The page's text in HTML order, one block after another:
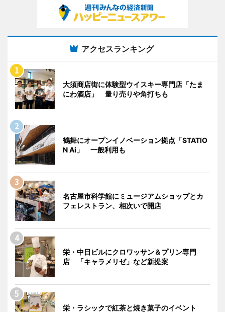
アクセスランキング
大須商店街に体験型ウイスキー専門店「たま
にわ酒店」 量り売りや角打ちも
鶴舞にオープンイノベーション拠点「STATIO
N Ai」 一般利用も
名古屋市科学館にミュージアムショップとカ
フェレストラン、相次いで開店
栄・中日ビルにクロワッサン＆プリン専門
店 「キャラメリゼ」など新提案
栄・ラシックで紅茶と焼き菓子のイベント